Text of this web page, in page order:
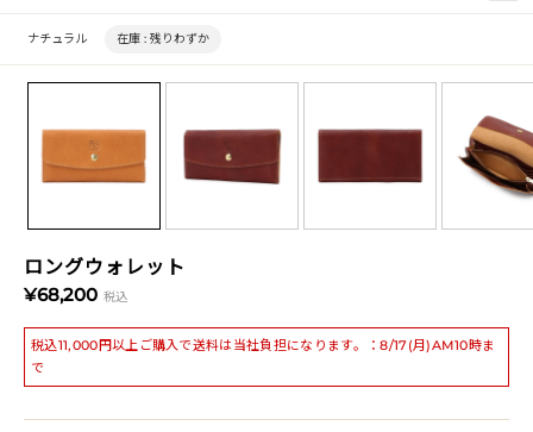
ロングウォレット
¥68,200 税込
税込11,000円以上ご購入で送料は当社負担になります。：8/17(月)AM10時ま
で
ナチュラル 在庫 : 残りわずか